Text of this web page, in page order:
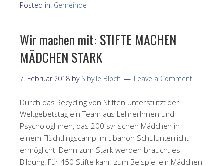
Posted in: Gemeinde
Wir machen mit: STIFTE MACHEN
MÄDCHEN STARK
7. Februar 2018 by Sibylle Bloch Leave a Comment
Durch das Recycling von Stiften unterstützt der
Weltgebetstag ein Team aus LehrerInnen und
PsychologInnen, das 200 syrischen Mädchen in
einem Flüchtlingscamp im Libanon Schulunterricht
ermöglicht. Denn zum Stark-werden braucht es
Bildung! Für 450 Stifte kann zum Beispiel ein Mädchen